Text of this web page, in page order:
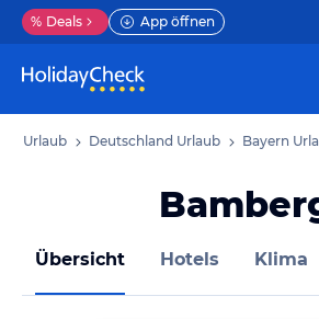
% Deals App öffnen
Urlaub Deutschland Urlaub Bayern
Übersicht Hotels Klima